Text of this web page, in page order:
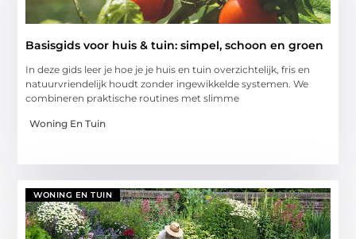
Basisgids voor huis & tuin: simpel, schoon en groen
In deze gids leer je hoe je je huis en tuin overzichtelijk, fris en
natuurvriendelijk houdt zonder ingewikkelde systemen. We
combineren praktische routines met slimme
Woning En Tuin
WONING EN TUIN